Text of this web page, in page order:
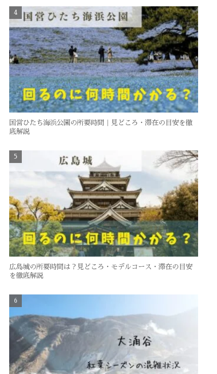
国営ひたち海浜公園の所要時間｜見どころ・滞在の目安を徹
底解説
広島城の所要時間は？見どころ・モデルコース・滞在の目安
を徹底解説